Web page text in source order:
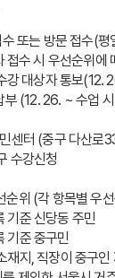
수 또는 방문 접수(
접수 시 우선순위에
강 대상자 통보(12.
부 (12. 26. ~ 수업
센터 (중구 다산로
수강신청
순위 (각 항목별 우
준 신당동 주민
준 중구민
지, 직장이 중구인